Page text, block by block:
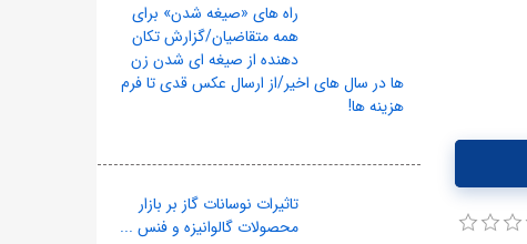
راه های «صیغه شدن» برای
همه متقاضیان/گزارش تکان
دهنده از صیغه ای شدن زن
ها در سال های اخیر/از ارسال عکس قدی تا فرم
هزینه ها!
تاثیرات نوسانات گاز بر بازار
محصولات گالوانیزه و فنس ...